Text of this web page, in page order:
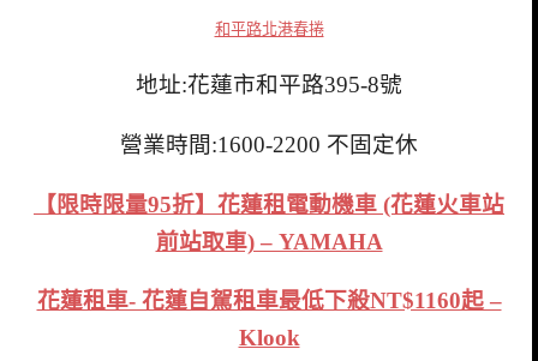
和平路北港春捲
地址:花蓮市和平路395-8號
營業時間:1600-2200 不固定休
【限時限量95折】花蓮租電動機車 (花蓮火車站
前站取車) – YAMAHA
花蓮租車- 花蓮自駕租車最低下殺NT$1160起 –
Klook